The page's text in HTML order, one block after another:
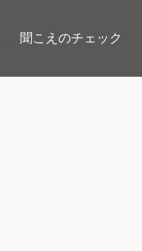
聞こえのチェック​